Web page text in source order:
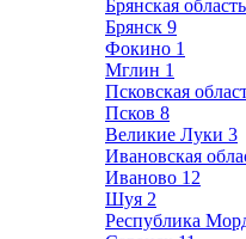
Брянская область
Брянск 9
Фокино 1
Мглин 1
Псковская
Псков 8
Великие Луки 3
Ивановская
Иваново 12
Шуя 2
Республика